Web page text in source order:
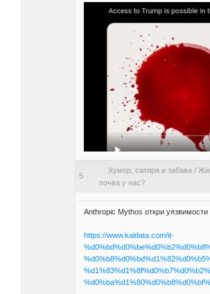
5
Хумор, сатира и забава /
почва у нас?
Anthropic Mythos откри уязвимости
https://www.kaldata.com/it-